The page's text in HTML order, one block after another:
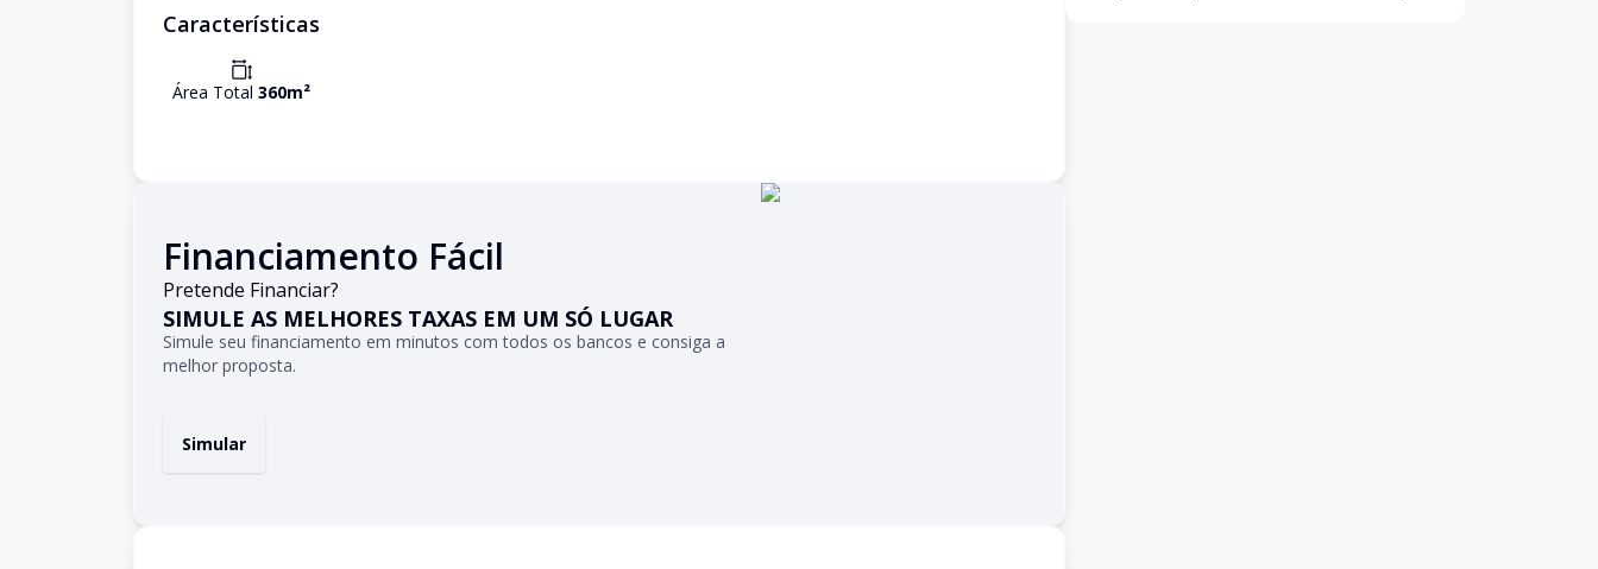
Características
Área Total 360m²
Financiamento Fácil
Pretende Financiar?
SIMULE AS MELHORES TAXAS EM UM SÓ LUGAR
Simule seu financiamento em minutos com todos os bancos e consiga a
melhor proposta.
Simular